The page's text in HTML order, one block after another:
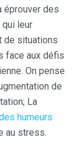
éprouver des
leur
de situations
face aux défis
On pense
de
La
humeurs
au stress.